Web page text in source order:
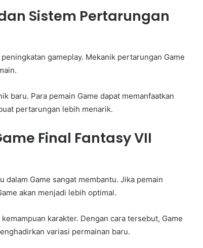
Sistem Pertarungan
gameplay. Mekanik pertarungan Game
baru. Para pemain Game dapat memanfaatkan
pertarungan lebih menarik.
Final Fantasy VII
dalam Game sangat membantu. Jika pemain
akan menjadi lebih optimal.
karakter. Dengan cara tersebut, Game
variasi permainan baru.